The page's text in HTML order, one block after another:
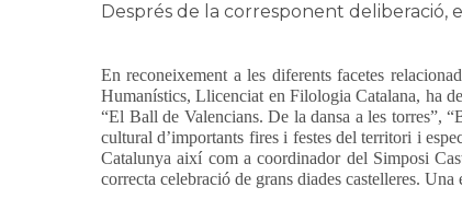
Després de la corresponent deliberació,
En reconeixement a les diferents facetes
Humanístics, Llicenciat en Filologia Catalana, ha
“El Ball de Valencians. De la dansa a les torres”,
cultural d’importants fires i festes del territori i
Catalunya així com a coordinador del Simposi
correcta celebració de grans diades castelleres.